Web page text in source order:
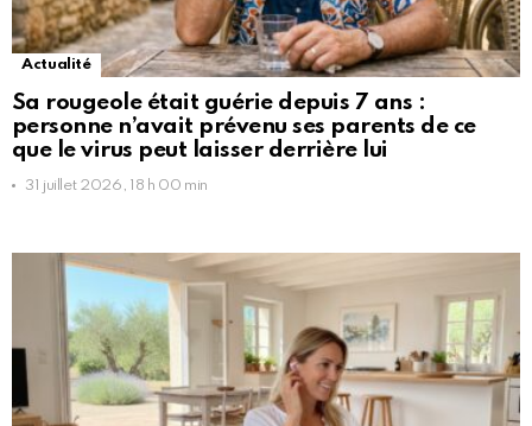
Actualité
Sa rougeole était guérie depuis 7 ans :
personne n’avait prévenu ses parents de ce
que le virus peut laisser derrière lui
31 juillet 2026, 18 h 00 min